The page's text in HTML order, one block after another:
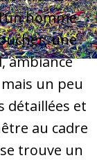
homme
une
ambiance
un peu
détaillées et
au cadre
trouve un